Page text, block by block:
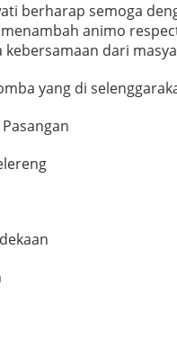
berharap semoga
animo
kebersamaan dari
yang di